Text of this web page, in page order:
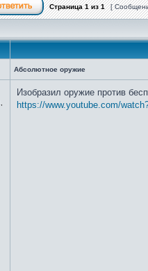
Страница1из1 [
Абсолютное оружие
Изобразил оружие против
https://www.youtube.com/